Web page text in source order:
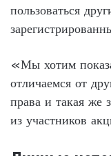
пользоваться
«Мы хотим
отличаемся от
права и такая же
из участников